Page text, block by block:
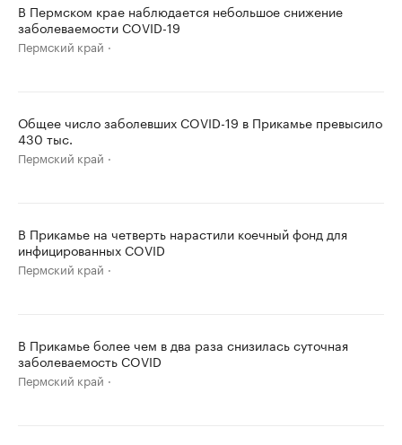
В Пермском крае наблюдается небольшое снижение
заболеваемости COVID-19
Пермский край
Общее число заболевших COVID-19 в Прикамье превысило
430 тыс.
Пермский край
В Прикамье на четверть нарастили коечный фонд для
инфицированных COVID
Пермский край
В Прикамье более чем в два раза снизилась суточная
заболеваемость COVID
Пермский край